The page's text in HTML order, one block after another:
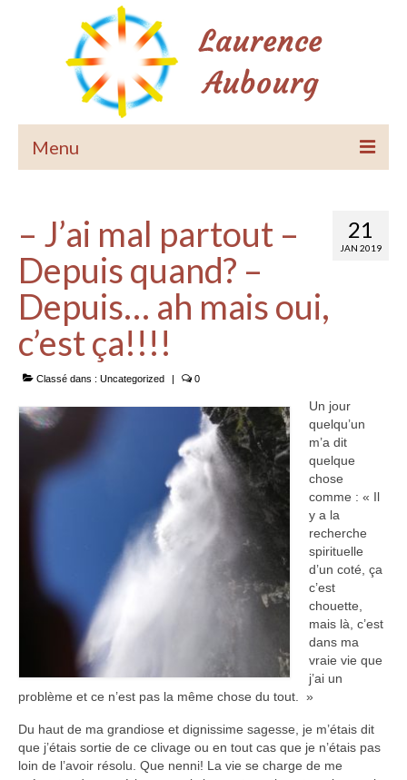
Menu
Le Pardon de Soi
Méditations guidées
Accompagnements
Equilibrage habitat
Les Accords Toltèques
Articles
Contact
21
JAN 2019
– J’ai mal partout –
Depuis quand? –
Depuis… ah mais oui,
c’est ça!!!!
Classé dans : Uncategorized | 0
Un jour
quelqu’un
m’a dit
quelque
chose
comme : « Il
y a la
recherche
spirituelle
d’un coté, ça
c’est
chouette,
mais là, c’est
dans ma
vraie vie que
j’ai un
problème et ce n’est pas la même chose du tout. »
Du haut de ma grandiose et dignissime sagesse, je m’étais dit
que j’étais sortie de ce clivage ou en tout cas que je n’étais pas
loin de l’avoir résolu. Que nenni! La vie se charge de me